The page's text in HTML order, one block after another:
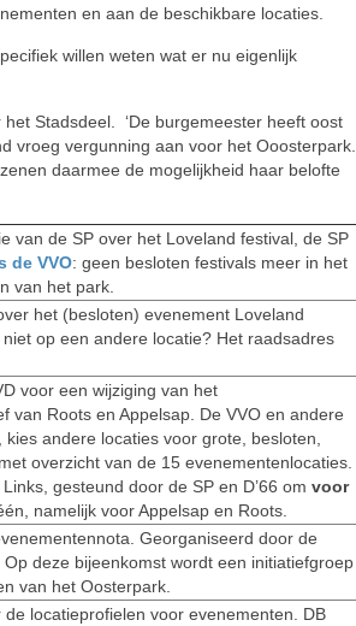
en aan de beschikbare locaties.
willen weten wat er nu eigenlijk
Stadsdeel. ‘De burgemeester heeft oost
vroeg vergunning aan voor het
daarmee de mogelijkheid haar belofte
van de SP over het Loveland festival, de SP
de VVO: geen besloten festivals meer in het
van het park.
het (besloten) evenement Loveland
op een andere locatie? Het raadsadres
voor een wijziging van het
van Roots en Appelsap. De VVO en andere
andere locaties voor grote, besloten,
overzicht van de 15 evenementenlocaties.
gesteund door de SP en D’66 om voor
namelijk voor Appelsap en Roots.
Georganiseerd door de
deze bijeenkomst wordt een initiatiefgroep
van het Oosterpark.
locatieprofielen voor evenementen. DB